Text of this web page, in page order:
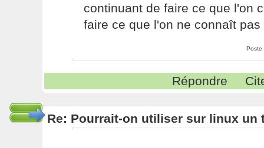
continuant de faire ce que l'on
faire ce que l'on ne connaît pas
Poste
Répondre
Re: Pourrait-on utiliser sur linux un